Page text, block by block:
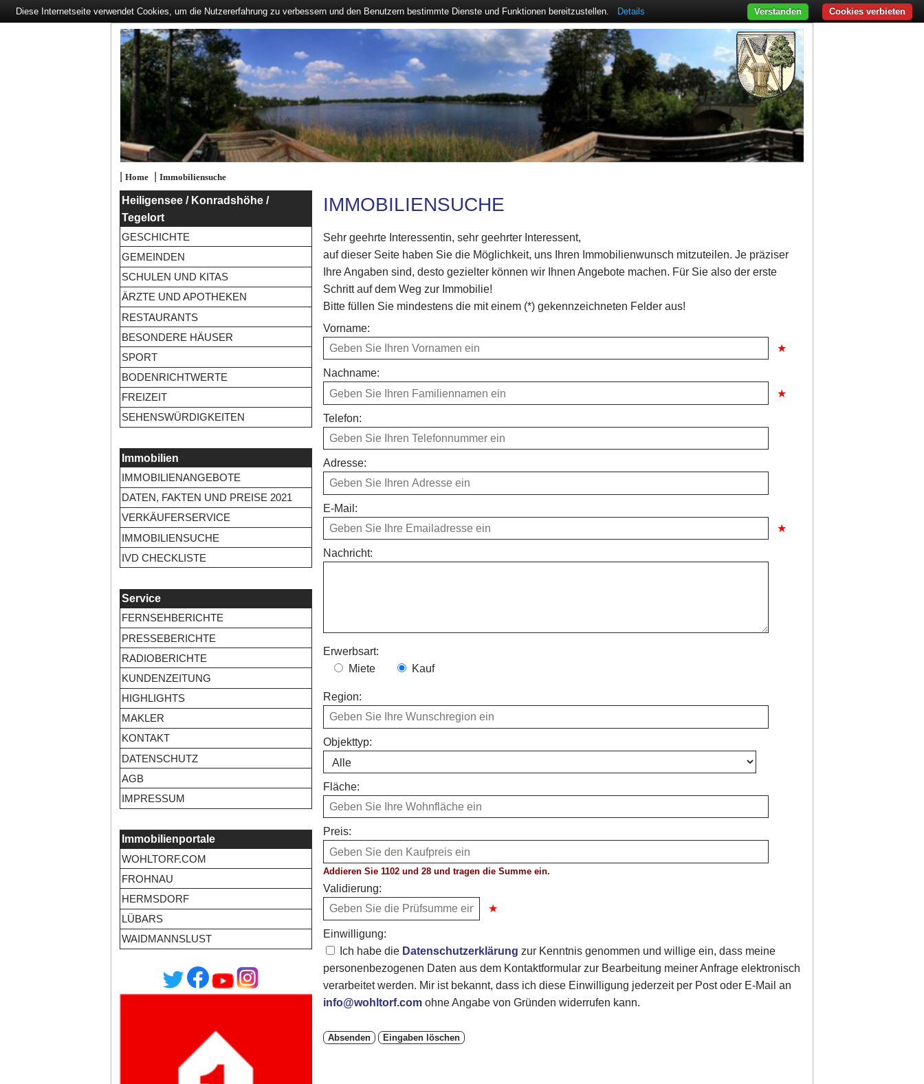
| Home| Immobiliensuche
Heiligensee / Konradshöhe /
Tegelort
GESCHICHTE
GEMEINDEN
SCHULEN UND KITAS
ÄRZTE UND APOTHEKEN
RESTAURANTS
BESONDERE HÄUSER
SPORT
BODENRICHTWERTE
FREIZEIT
SEHENSWÜRDIGKEITEN
Immobilien
IMMOBILIENANGEBOTE
DATEN, FAKTEN UND PREISE 2021
VERKÄUFERSERVICE
IMMOBILIENSUCHE
IVD CHECKLISTE
Service
FERNSEHBERICHTE
PRESSEBERICHTE
RADIOBERICHTE
KUNDENZEITUNG
HIGHLIGHTS
MAKLER
KONTAKT
DATENSCHUTZ
AGB
IMPRESSUM
Immobilienportale
WOHLTORF.COM
FROHNAU
HERMSDORF
LÜBARS
WAIDMANNSLUST
IMMOBILIENSUCHE
Sehr geehrte Interessentin, sehr geehrter Interessent,
auf dieser Seite haben Sie die Möglichkeit, uns Ihren Immobilienwunsch mitzuteilen. Je präziser
Ihre Angaben sind, desto gezielter können wir Ihnen Angebote machen. Für Sie also der erste
Schritt auf dem Weg zur Immobilie!
Bitte füllen Sie mindestens die mit einem (*) gekennzeichneten Felder aus!
Vorname:
Nachname:
Telefon:
Adresse:
E-Mail:
Nachricht:
Erwerbsart:
Miete
Kauf
Region:
Objekttyp:
Fläche:
Preis:
Addieren Sie 1102 und 28 und tragen die Summe ein.
Validierung:
Einwilligung:
Ich habe die Datenschutzerklärung zur Kenntnis genommen und willige ein, dass meine
personenbezogenen Daten aus dem Kontaktformular zur Bearbeitung meiner Anfrage elektronisch
verarbeitet werden. Mir ist bekannt, dass ich diese Einwilligung jederzeit per Post oder E-Mail an
info@wohltorf.comohne Angabe von Gründen widerrufen kann.
Absenden Eingaben löschen
Diese Internetseite verwendet Cookies, um die Nutzererfahrung zu verbessern und den Benutzern bestimmte Dienste und Funktionen bereitzustellen. Details Cookies verbieten
Verstanden